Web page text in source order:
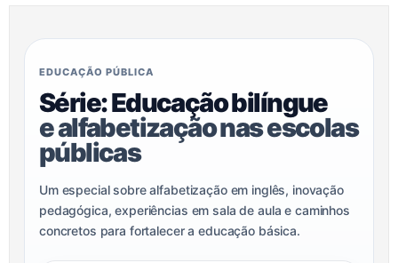
EDUCAÇÃO PÚBLICA
Série: Educação bilíngue
e alfabetização nas escolas
públicas
Um especial sobre alfabetização em inglês, inovação
pedagógica, experiências em sala de aula e caminhos
concretos para fortalecer a educação básica.